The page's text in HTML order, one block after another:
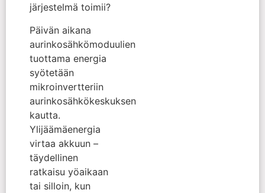
järjestelmä toimii?
Päivän aikana
aurinkosähkömoduulien
tuottama energia
syötetään
mikroinvertteriin
aurinkosähkökeskuksen
kautta.
Ylijäämäenergia
virtaa akkuun –
täydellinen
ratkaisu yöaikaan
tai silloin, kun